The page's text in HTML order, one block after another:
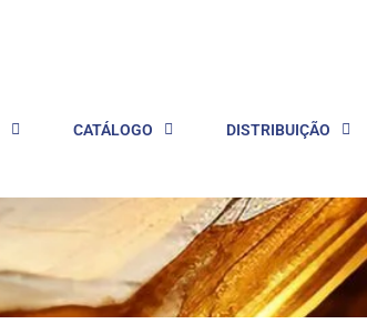
CATÁLOGO DISTRIBUIÇÃO